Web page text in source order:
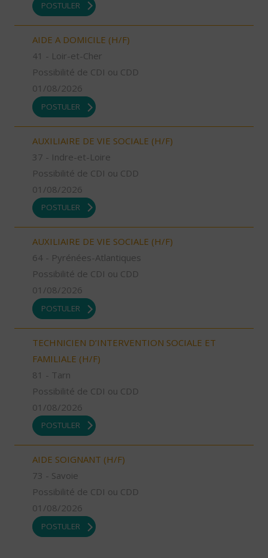
POSTULER
AIDE A DOMICILE (H/F)
41 - Loir-et-Cher
Possibilité de CDI ou CDD
01/08/2026
POSTULER
AUXILIAIRE DE VIE SOCIALE (H/F)
37 - Indre-et-Loire
Possibilité de CDI ou CDD
01/08/2026
POSTULER
AUXILIAIRE DE VIE SOCIALE (H/F)
64 - Pyrénées-Atlantiques
Possibilité de CDI ou CDD
01/08/2026
POSTULER
TECHNICIEN D’INTERVENTION SOCIALE ET
FAMILIALE (H/F)
81 - Tarn
Possibilité de CDI ou CDD
01/08/2026
POSTULER
AIDE SOIGNANT (H/F)
73 - Savoie
Possibilité de CDI ou CDD
01/08/2026
POSTULER